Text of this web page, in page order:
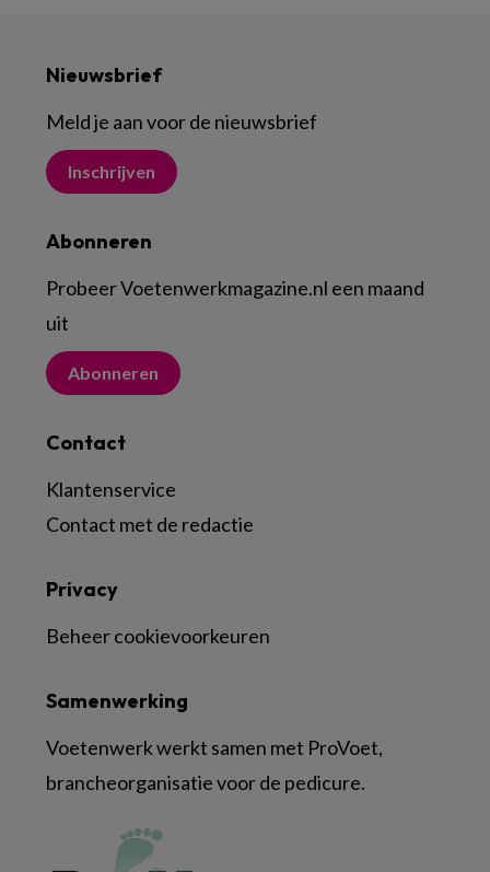
Nieuwsbrief
Meld je aan voor de nieuwsbrief
Inschrijven
Abonneren
Probeer Voetenwerkmagazine.nl een maand
uit
Abonneren
Contact
Klantenservice
Contact met de redactie
Samenwerking
Voetenwerk werkt samen met ProVoet,
brancheorganisatie voor de pedicure.
Privacy
Beheer cookievoorkeuren